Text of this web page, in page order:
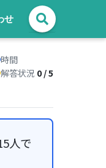
せ
時間
解答状況 0 / 5
人で